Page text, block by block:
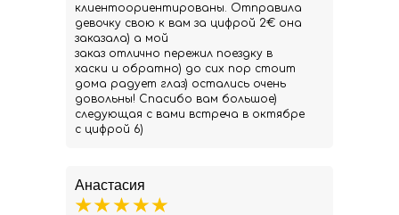
клиентоориентированы. Отправила
девочку свою к вам за цифрой 2€ она
заказала) а мой
заказ отлично пережил поездку в
хаски и обратно) до сих пор стоит
дома радует глаз) остались очень
довольны! Спасибо вам большое)
следующая с вами встреча в октябре
с цифрой 6)
Анастасия